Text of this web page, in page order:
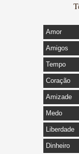
Amor
Amigos
Tempo
Coração
Amizade
Medo
Liberdade
Dinheiro